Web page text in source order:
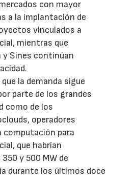
con mayor
a la implantación de
vinculados a
mientras que
y Sines continúan
la demanda sigue
parte de los grandes
como de los
operadores
computación para
que habrían
y 500 MW de
durante los últimos doce